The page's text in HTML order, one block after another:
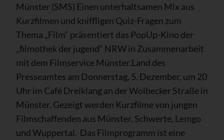
Münster (SMS) Einen unterhaltsamen Mix aus
Kurzfilmen und kniffligen Quiz-Fragen zum
Thema „Film“ präsentiert das PopUp-Kino der
„filmothek der jugend“ NRW in Zusammenarbeit
mit dem Filmservice Münster.Land des
Presseamtes am Donnerstag, 5. Dezember, um 20
Uhr im Café Dreiklang an der Wolbecker Straße in
Münster. Gezeigt werden Kurzfilme von jungen
Filmschaffenden aus Münster, Schwerte, Lemgo
und Wuppertal. Das Filmprogramm ist eine